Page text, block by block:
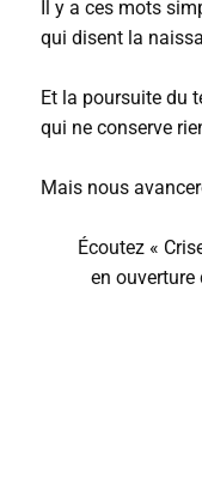
Il y a ces mots
qui disent la
Et la poursuite du
qui ne conserve
Mais nous
Écoutez «
en